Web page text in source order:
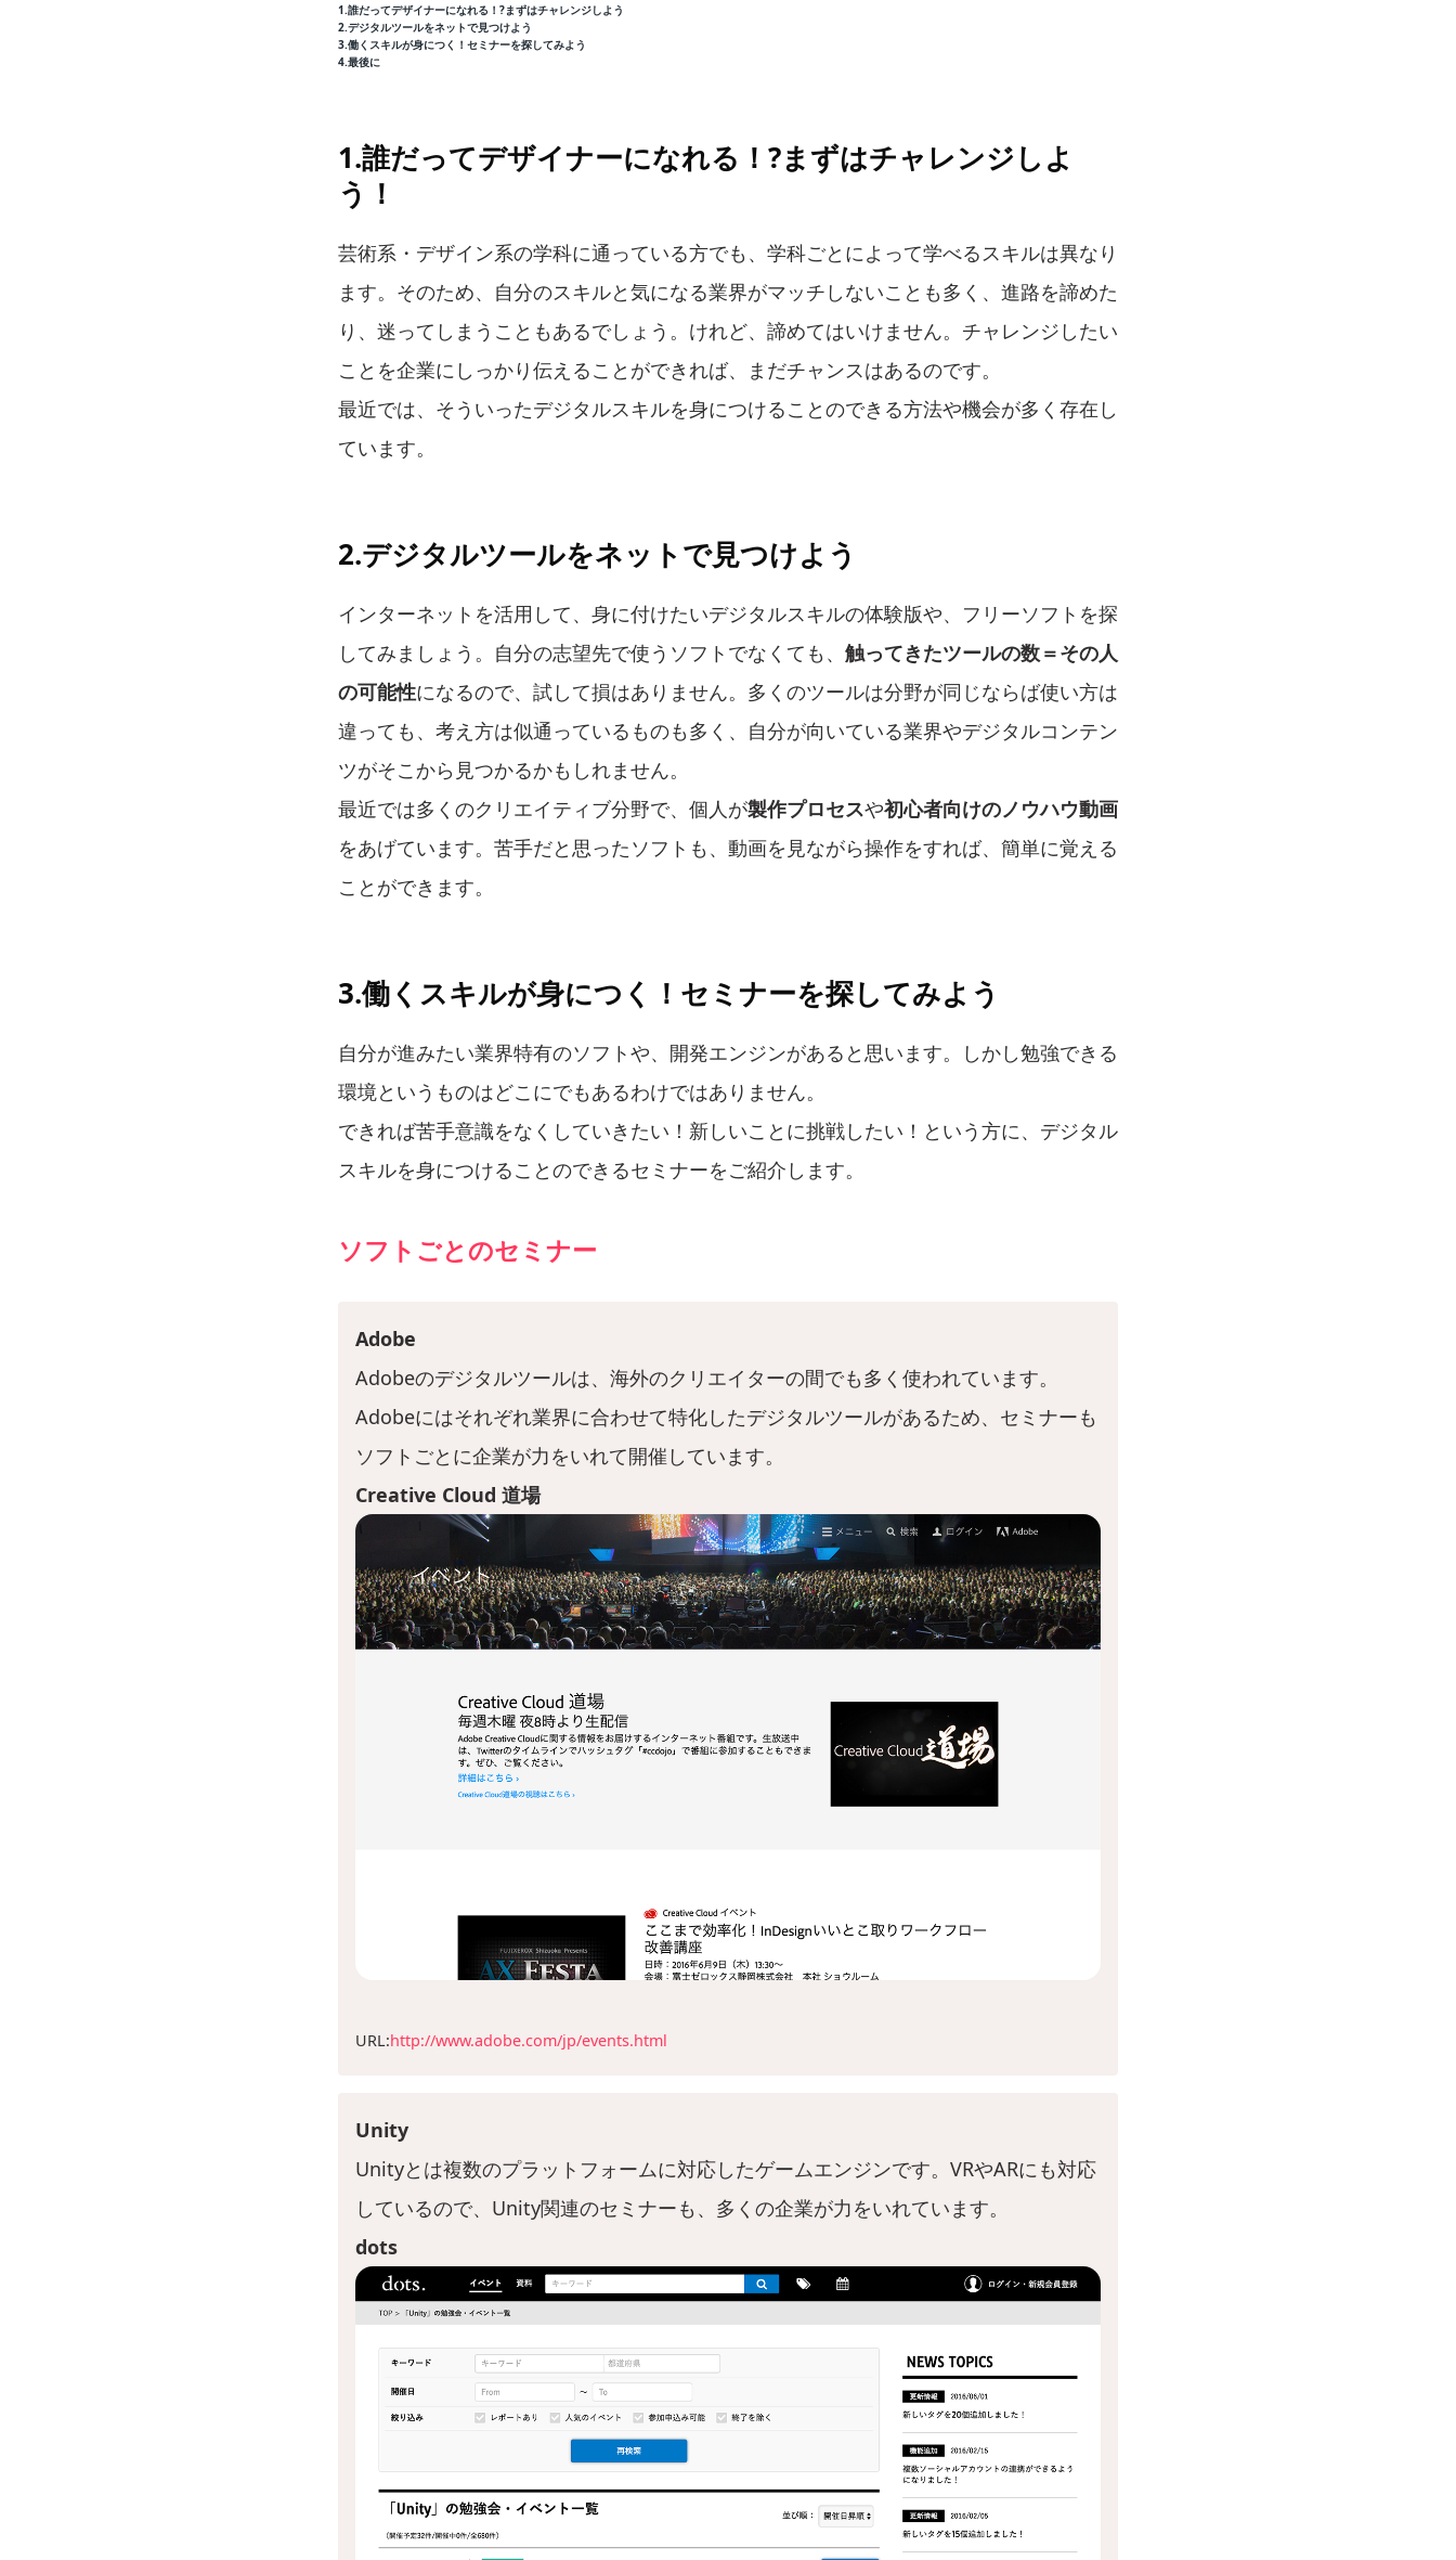
1.誰だってデザイナーになれる！?まずはチャレンジしよう
2.デジタルツールをネットで見つけよう
3.働くスキルが身につく！セミナーを探してみよう
4.最後に
1.誰だってデザイナーになれる！?まずはチャレンジしよ
う！
芸術系・デザイン系の学科に通っている方でも、学科ごとによって学べるスキルは異なり
ます。そのため、自分のスキルと気になる業界がマッチしないことも多く、進路を諦めた
り、迷ってしまうこともあるでしょう。けれど、諦めてはいけません。チャレンジしたい
ことを企業にしっかり伝えることができれば、まだチャンスはあるのです。
最近では、そういったデジタルスキルを身につけることのできる方法や機会が多く存在し
ています。
2.デジタルツールをネットで見つけよう
インターネットを活用して、身に付けたいデジタルスキルの体験版や、フリーソフトを探
してみましょう。自分の志望先で使うソフトでなくても、 触ってきたツールの数＝その人
の可能性になるので、試して損はありません。多くのツールは分野が同じならば使い方は
違っても、考え方は似通っているものも多く、自分が向いている業界やデジタルコンテン
ツがそこから見つかるかもしれません。
最近では多くのクリエイティブ分野で、個人が製作プロセスや初心者向けのノウハウ動画
をあげています。苦手だと思ったソフトも、動画を見ながら操作をすれば、簡単に覚える
ことができます。
3.働くスキルが身につく！セミナーを探してみよう
自分が進みたい業界特有のソフトや、開発エンジンがあると思います。しかし勉強できる
環境というものはどこにでもあるわけではありません。
できれば苦手意識をなくしていきたい！新しいことに挑戦したい！という方に、デジタル
スキルを身につけることのできるセミナーをご紹介します。
ソフトごとのセミナー
Adobe
Adobeのデジタルツールは、海外のクリエイターの間でも多く使われています。
Adobeにはそれぞれ業界に合わせて特化したデジタルツールがあるため、セミナーも
ソフトごとに企業が力をいれて開催しています。
Creative Cloud 道場
URL:http://www.adobe.com/jp/events.html
Unity
Unityとは複数のプラットフォームに対応したゲームエンジンです。VRやARにも対応
しているので、Unity関連のセミナーも、多くの企業が力をいれています。
dots